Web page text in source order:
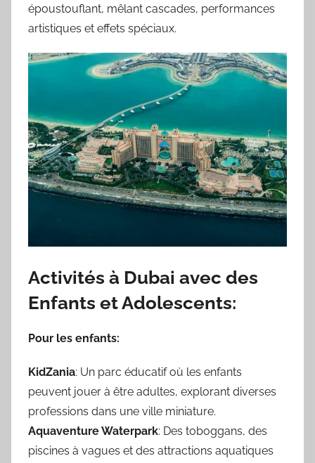
époustouflant, mêlant cascades, performances
artistiques et effets spéciaux.
Activités à Dubai avec des
Enfants et Adolescents:
Pour les enfants:
KidZania: Un parc éducatif où les enfants
peuvent jouer à être adultes, explorant diverses
professions dans une ville miniature.
Aquaventure Waterpark: Des toboggans, des
piscines à vagues et des attractions aquatiques